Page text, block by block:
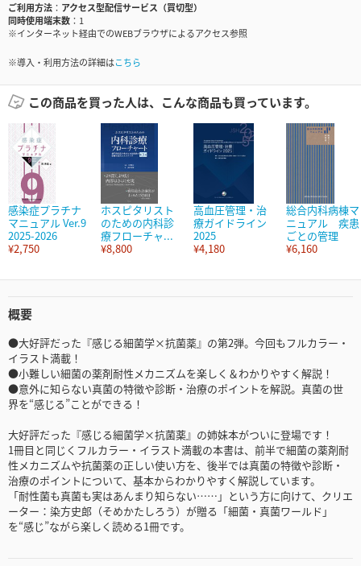
ご利用方法
アクセス型配信サービス（買切型）
同時使用端末数
1
※インターネット経由でのWEBブラウザによるアクセス参照
※導入・利用方法の詳細はこちら
この商品を買った人は、こんな商品も買っています。
感染症プラチナ
マニュアル Ver.9
2025-2026
¥2,750
ホスピタリスト
のための内科診
療フローチャ...
¥8,800
高血圧管理・治
療ガイドライン
2025
¥4,180
総合内科病棟マ
ニュアル 疾患
ごとの管理
¥6,160
概要
●大好評だった『感じる細菌学×抗菌薬』の第2弾。今回もフルカラー・
イラスト満載！
●小難しい細菌の薬剤耐性メカニズムを楽しく＆わかりやすく解説！
●意外に知らない真菌の特徴や診断・治療のポイントを解説。真菌の世
界を“感じる”ことができる！
大好評だった『感じる細菌学×抗菌薬』の姉妹本がついに登場です！
1冊目と同じくフルカラー・イラスト満載の本書は、前半で細菌の薬剤耐
性メカニズムや抗菌薬の正しい使い方を、後半では真菌の特徴や診断・
治療のポイントについて、基本からわかりやすく解説しています。
「耐性菌も真菌も実はあんまり知らない……」という方に向けて、クリエ
ーター：染方史郎（そめかたしろう）が贈る「細菌・真菌ワールド」
を“感じ”ながら楽しく読める1冊です。